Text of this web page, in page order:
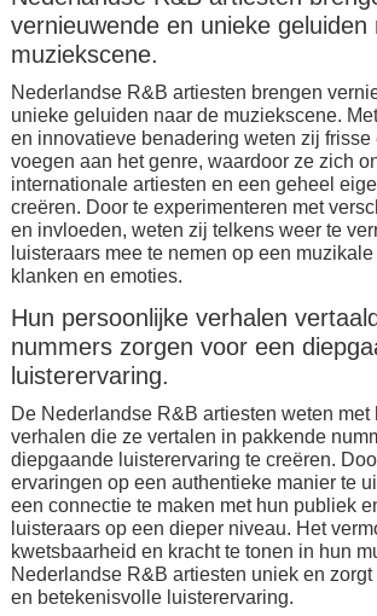
vernieuwende en unieke geluiden
muziekscene.
Nederlandse R&B artiesten brengen
unieke geluiden naar de muziekscene.
en innovatieve benadering weten zij frisse
voegen aan het genre, waardoor ze zich
internationale artiesten en een geheel
creëren. Door te experimenteren met
en invloeden, weten zij telkens weer te
luisteraars mee te nemen op een
klanken en emoties.
Hun persoonlijke verhalen
nummers zorgen voor een
luisterervaring.
De Nederlandse R&B artiesten weten
verhalen die ze vertalen in pakkende
diepgaande luisterervaring te creëren.
ervaringen op een authentieke manier te
een connectie te maken met hun publiek
luisteraars op een dieper niveau. Het
kwetsbaarheid en kracht te tonen in hun
Nederlandse R&B artiesten uniek en
en betekenisvolle luisterervaring.